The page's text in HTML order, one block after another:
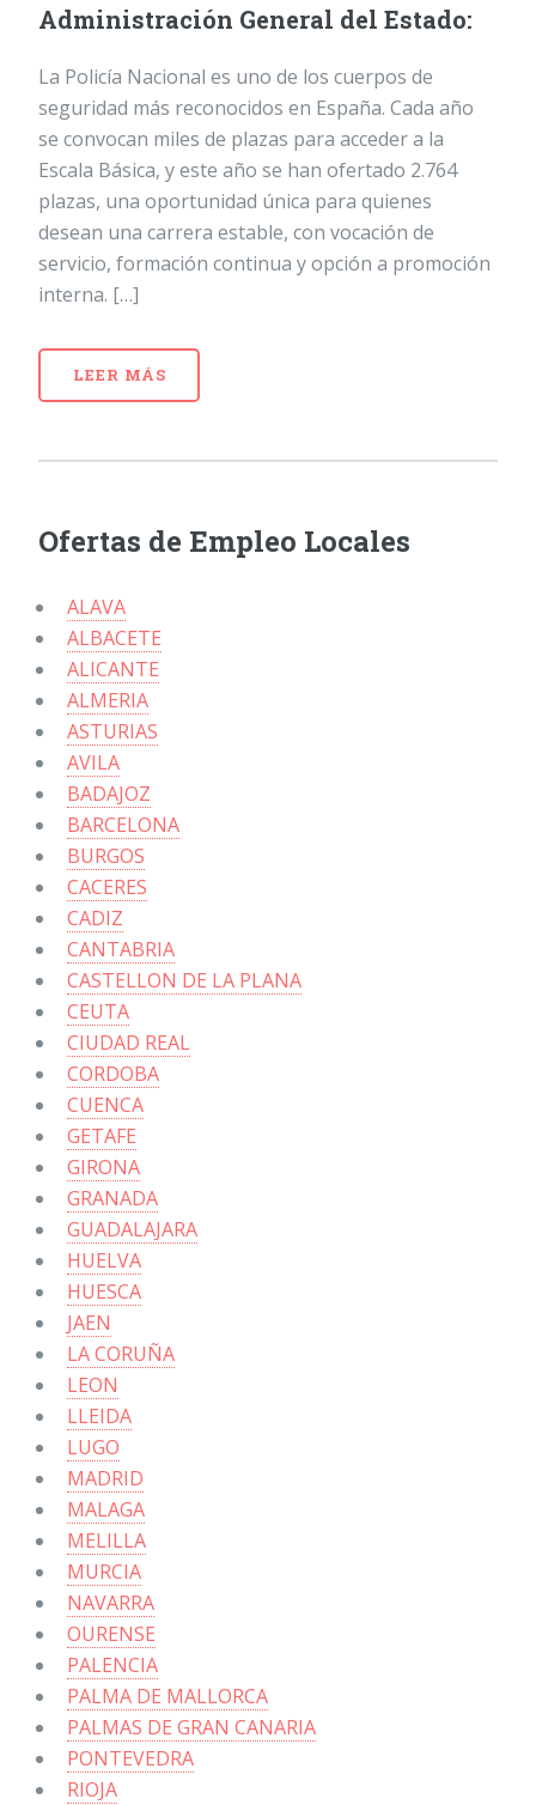
Administración General del Estado:
La Policía Nacional es uno de los cuerpos de
seguridad más reconocidos en España. Cada año
se convocan miles de plazas para acceder a la
Escala Básica, y este año se han ofertado 2.764
plazas, una oportunidad única para quienes
desean una carrera estable, con vocación de
servicio, formación continua y opción a promoción
interna. […]
LEER MÁS
Ofertas de Empleo Locales
ALAVA
ALBACETE
ALICANTE
ALMERIA
ASTURIAS
AVILA
BADAJOZ
BARCELONA
BURGOS
CACERES
CADIZ
CANTABRIA
CASTELLON DE LA PLANA
CEUTA
CIUDAD REAL
CORDOBA
CUENCA
GETAFE
GIRONA
GRANADA
GUADALAJARA
HUELVA
HUESCA
JAEN
LA CORUÑA
LEON
LLEIDA
LUGO
MADRID
MALAGA
MELILLA
MURCIA
NAVARRA
OURENSE
PALENCIA
PALMA DE MALLORCA
PALMAS DE GRAN CANARIA
PONTEVEDRA
RIOJA